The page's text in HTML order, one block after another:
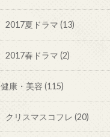
2017夏ドラマ (13)
2017春ドラマ (2)
健康・美容 (115)
クリスマスコフレ (20)